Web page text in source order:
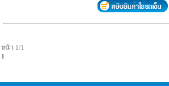
หน้า 1/1
1